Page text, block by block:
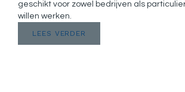
geschikt voor zowel bedrijven als
willen werken.
LEES VERDER